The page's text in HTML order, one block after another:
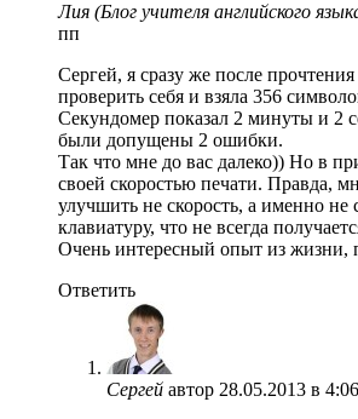
Лия (Блог учителя английского
пп
Сергей, я сразу же после
проверить себя и взяла 356
Секундомер показал 2 минуты и 2
были допущены 2 ошибки.
Так что мне до вас далеко)) Но в
своей скоростью печати. Правда,
улучшить не скорость, а именно не
клавиатуру, что не всегда
Очень интересный опыт из жизни,
Ответить
Сергей автор 28.05.2013 в